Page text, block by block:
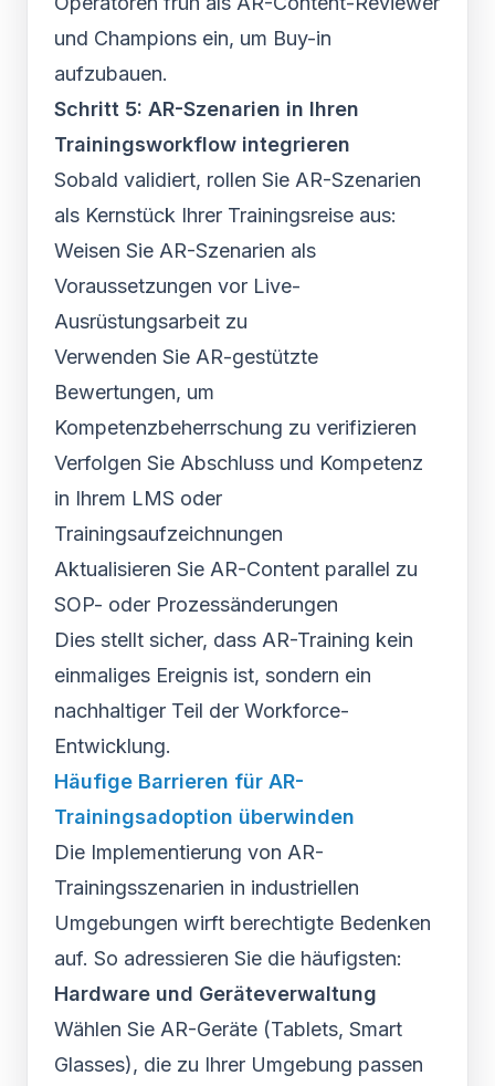
und Champions ein, um Buy-in
aufzubauen.
Schritt 5: AR-Szenarien in Ihren
Trainingsworkflow integrieren
Sobald validiert, rollen Sie AR-Szenarien
als Kernstück Ihrer Trainingsreise aus:
Weisen Sie AR-Szenarien als
Voraussetzungen vor Live-
Ausrüstungsarbeit zu
Verwenden Sie AR-gestützte
Bewertungen, um
Kompetenzbeherrschung zu verifizieren
Verfolgen Sie Abschluss und Kompetenz
in Ihrem LMS oder
Trainingsaufzeichnungen
Aktualisieren Sie AR-Content parallel zu
SOP- oder Prozessänderungen
Dies stellt sicher, dass AR-Training kein
einmaliges Ereignis ist, sondern ein
nachhaltiger Teil der Workforce-
Entwicklung.
Häufige Barrieren für AR-
Trainingsadoption überwinden
Die Implementierung von AR-
Trainingsszenarien in industriellen
Umgebungen wirft berechtigte Bedenken
auf. So adressieren Sie die häufigsten:
Hardware und Geräteverwaltung
Wählen Sie AR-Geräte (Tablets, Smart
Glasses), die zu Ihrer Umgebung passen